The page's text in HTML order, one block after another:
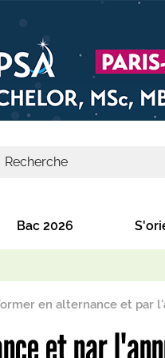
Bac 2026
en alternance et par
et par